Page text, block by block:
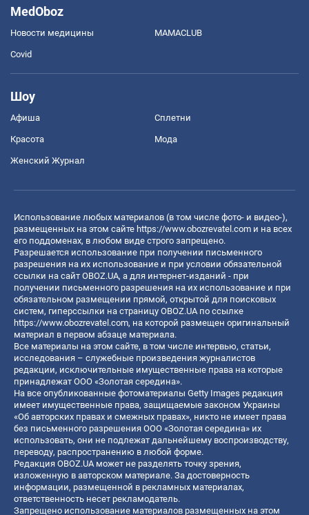
MedOboz
Новости медицины MAMACLUB
Covid
Шоу
Афиша Сплетни
Красота Мода
Женский Журнал
Использование любых материалов (в том числе фото- и видео-),
размещенных на этом сайте https://www.obozrevatel.com и на всех
его поддоменах, в любом виде строго запрещено.
Разрешается использование при получении письменного
разрешения на их использование и при условии обязательной
ссылки на сайт OBOZ.UA, а для интернет-изданий - при
получении письменного разрешения на их использование и при
обязательном размещении прямой, открытой для поисковых
систем, гиперссылки на страницу OBOZ.UA по ссылке
https://www.obozrevatel.com, на которой размещен оригинальный
материал в первом абзаце материала.
Все материалы на этом сайте, в том числе интервью, статьи,
исследования – служебные произведения журналистов
редакции, исключительные имущественные права на которые
принадлежат ООО «Золотая середина».
На все опубликованные фотоматериалы Getty Images редакция
имеет имущественные права, защищаемые законом Украины
«Об авторских правах и смежных правах», никто не имеет права
без письменного разрешения ООО «Золотая середина» их
использовать, они не подлежат дальнейшему воспроизводству,
переводу, распространению в любой форме.
Редакция OBOZ.UA может не разделять точку зрения,
изложенную в авторском материале. За достоверность
информации, размещенной в рекламных материалах,
ответственность несет рекламодатель.
Запрещено использование материалов размещенных на этом